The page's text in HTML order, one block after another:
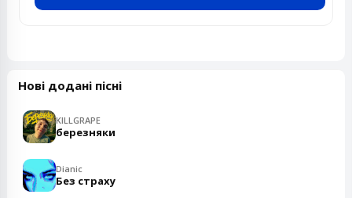
Нові додані пісні
KILLGRAPE
березняки
Dianic
Без страху